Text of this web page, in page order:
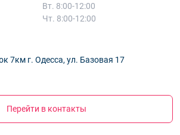
Вт. 8:00-12:00
Чт. 8:00-12:00
7км г. Одесса, ул. Базовая 17
Перейти в контакты